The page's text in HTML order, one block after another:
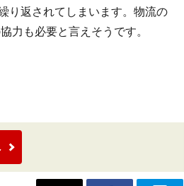
り返されてしまいます。物流の
力も必要と言えそうです。